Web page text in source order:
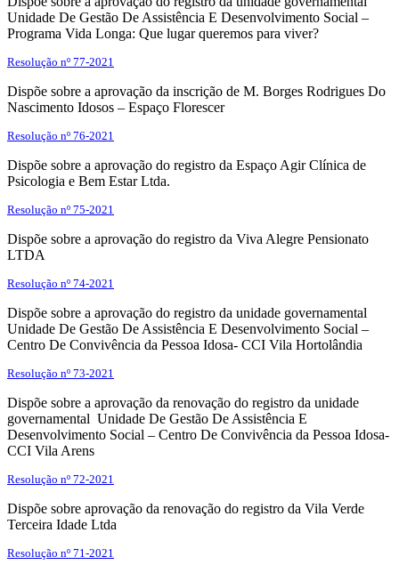
Unidade De Gestão De Assistência E Desenvolvimento Social –
Programa Vida Longa: Que lugar queremos para viver?
Resolução nº 77-2021
Dispõe sobre a aprovação da inscrição de M. Borges Rodrigues Do
Nascimento Idosos – Espaço Florescer
Resolução nº 76-2021
Dispõe sobre a aprovação do registro da Espaço Agir Clínica de
Psicologia e Bem Estar Ltda.
Resolução nº 75-2021
Dispõe sobre a aprovação do registro da Viva Alegre Pensionato
LTDA
Resolução nº 74-2021
Dispõe sobre a aprovação do registro da unidade governamental
Unidade De Gestão De Assistência E Desenvolvimento Social –
Centro De Convivência da Pessoa Idosa- CCI Vila Hortolândia
Resolução nº 73-2021
Dispõe sobre a aprovação da renovação do registro da unidade
governamental Unidade De Gestão De Assistência E
Desenvolvimento Social – Centro De Convivência da Pessoa Idosa-
CCI Vila Arens
Resolução nº 72-2021
Dispõe sobre aprovação da renovação do registro da Vila Verde
Terceira Idade Ltda
Resolução nº 71-2021